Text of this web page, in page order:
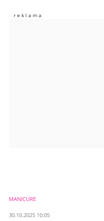
Imię (Wymagane)
MANICURE
30.10.2025 10:05